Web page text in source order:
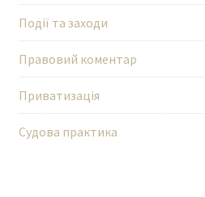
Події та заходи
Правовий коментар
Приватизація
Судова практика